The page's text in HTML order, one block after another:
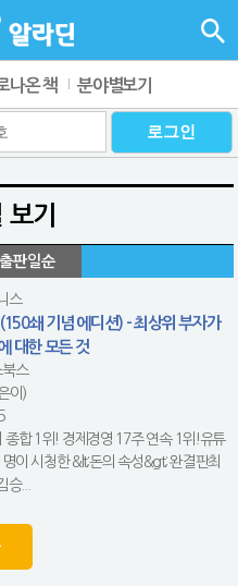
나온 책 분야별보기
기
출판일순
스
쇄 기념 에디션) - 최상위 부자가
대한 모든 것
스
이)
종합 1위! 경제경영 17주 연속 1위!유튜
이 시청한 &lt;돈의 속성&gt; 완결판최
...